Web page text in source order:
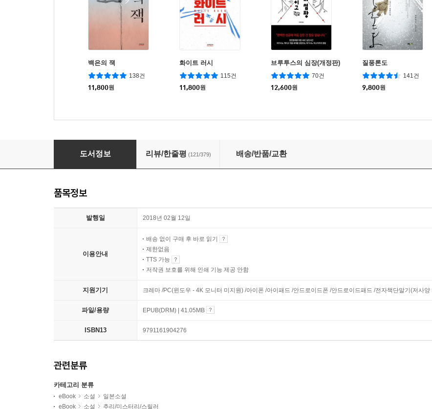
백은의 잭
138건
11,800원
화이트 러시
115건
11,800원
브루투스의 심장(개정판)
70건
12,600원
질풍론도
141건
9,800원
눈보라 체이스
도서정보 리뷰/한줄평 (121/379) 배송/반품/교환
품목정보
발행일 2018년 02월 12일
이용안내
배송 없이 구매 후 바로 읽기
제한없음
TTS 가능
저작권 보호를 위해 인쇄 기능 제공 안함
지원기기 크레마 /PC(윈도우 - 4K 모니터 미지원) /아이폰 /아이패드 /안드로이드폰 /안드로이드패드 /전자책단말기(저사
파일/용량 EPUB(DRM) | 41.05MB
ISBN13 9791161904276
관련분류
카테고리 분류
eBook 소설
일본소설
eBook
소설 추리/미스터리/스릴러